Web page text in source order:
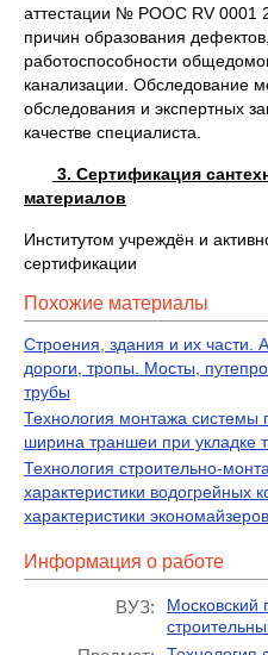
аттестации № РООС RV 0001
причин образования
работоспособности
канализации. Обследование
обследования и экспертных
качестве специалиста.
3. Сертификация
материалов
Институтом учреждён и
сертификации
Похожие материалы
Строения, здания и их части.
дороги, тропы. Мосты,
трубы
Технология монтажа системы
ширина траншеи при укладке
Технология строительно-
характеристики водогрейных
характеристики экономайзеров
Информация о работе
ВУЗ:
Московский